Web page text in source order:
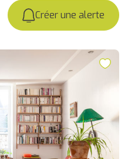
Créer une alerte